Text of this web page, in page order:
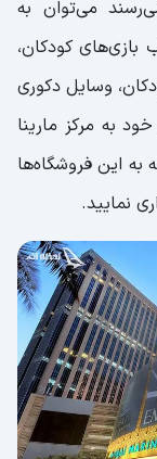
می‌توان به
کودکان،
وسایل دکوری
به مرکز مارینا
به این فروشگاه‌ها
نمایید.